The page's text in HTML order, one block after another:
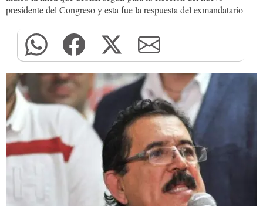
presidente del Congreso y esta fue la respuesta del exmandatario